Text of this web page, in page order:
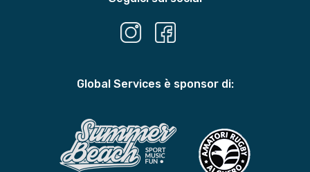
Global Services è sponsor di: